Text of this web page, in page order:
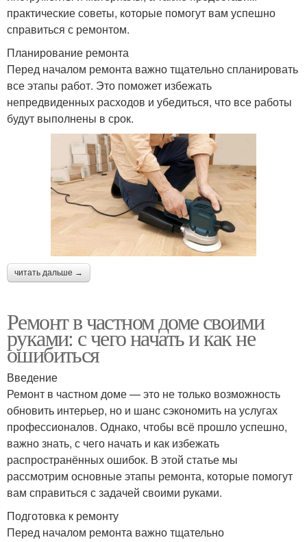
практические советы, которые помогут вам успешно
справиться с ремонтом.
Планирование ремонта
Перед началом ремонта важно тщательно спланировать
все этапы работ. Это поможет избежать
непредвиденных расходов и убедиться, что все работы
будут выполнены в срок.
читать дальше →
Ремонт в частном доме своими
руками: с чего начать и как не
ошибиться
Введение
Ремонт в частном доме — это не только возможность
обновить интерьер, но и шанс сэкономить на услугах
профессионалов. Однако, чтобы всё прошло успешно,
важно знать, с чего начать и как избежать
распространённых ошибок. В этой статье мы
рассмотрим основные этапы ремонта, которые помогут
вам справиться с задачей своими руками.
Подготовка к ремонту
Перед началом ремонта важно тщательно